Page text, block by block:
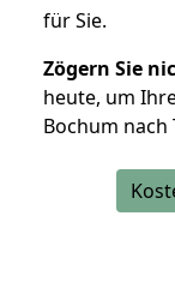
für Sie.
Zögern Sie
heute, um
Bochum nach